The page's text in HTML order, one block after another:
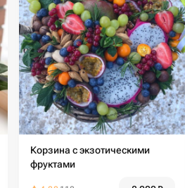
Корзина с экзотическими
фруктами